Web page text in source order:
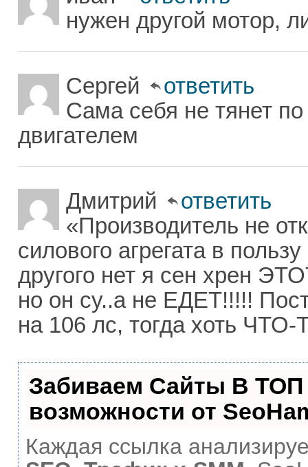
нужен другой мотор,
Сергей
ответить
Сама себя не тянет
двигателем
Дмитрий
ответить
«Производитель не
силового агрегата в
другого нет я сен хрен
но он су..а не ЕДЕТ!!!!!
на 106 лс, тогда хоть
Забиваем Сайты В
возможности от
Каждая ссылка